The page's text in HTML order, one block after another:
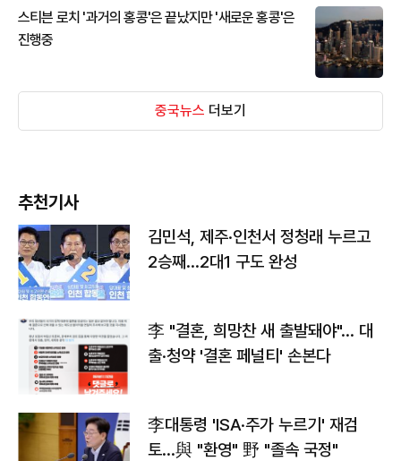
스티븐 로치 '과거의 홍콩'은 끝났지만 '새로운 홍콩'은
진행중
중국뉴스 더보기
추천기사
김민석, 제주·인천서 정청래 누르고
2승째…2대1 구도 완성
李 "결혼, 희망찬 새 출발돼야"… 대
출·청약 '결혼 페널티' 손본다
李대통령 'ISA·주가 누르기' 재검
토…與 "환영" 野 "졸속 국정"